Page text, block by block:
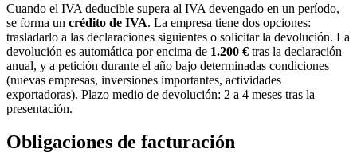
Cuando el IVA deducible supera al IVA devengado en un período,
se forma un crédito de IVA. La empresa tiene dos opciones:
trasladarlo a las declaraciones siguientes o solicitar la devolución. La
devolución es automática por encima de 1.200 € tras la declaración
anual, y a petición durante el año bajo determinadas condiciones
(nuevas empresas, inversiones importantes, actividades
exportadoras). Plazo medio de devolución: 2 a 4 meses tras la
presentación.
Obligaciones de facturación